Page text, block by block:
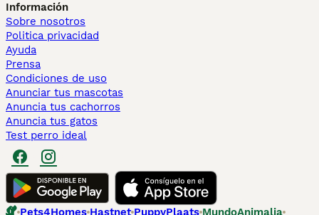
Información
Sobre nosotros
Politica privacidad
Ayuda
Prensa
Condiciones de uso
Anunciar tus mascotas
Anuncia tus cachorros
Anuncia tus gatos
Test perro ideal